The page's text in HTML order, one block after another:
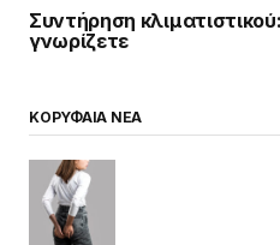
Συντήρηση
γνωρίζετε
ΚΟΡΥΦΑΙΑ ΝΕΑ